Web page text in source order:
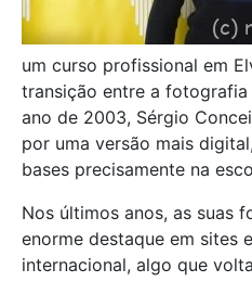
um curso profissional em
transição entre a
ano de 2003, Sérgio
por uma versão mais
bases precisamente na
Nos últimos anos, as suas
enorme destaque em sites
internacional, algo que